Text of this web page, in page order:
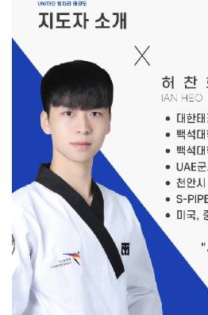
환경을 갖추고 있습니다. 또한 훌
아래에 여러 공모전에 출품하였고
있습니다.- 지금 하고 있는 일을 소
후에는 조경 설계사무소에서 근무
디자인을 실무적으로 경험했고,
운영하고 있는 청소업 창업까지
분들이 산업디자인과와 청소업이
있었는지 궁금해하십니다만 저는
있다고 생각합니다. 현재 저는 케
매트리스, 에어컨 등 전문 클리닝
있습니다. 또한, 대학교 기숙사, 호
프로젝트도 수행하며, 단순한 청
관리하는 서비스로 차별화를 두고
브랜드 정체성을 구축하는 것이
디자인적 사고가 비즈니스에서도
있다는 것을 몸소 실감하기 때문